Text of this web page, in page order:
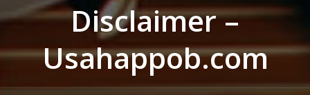
Disclaimer –
Usahappob.com